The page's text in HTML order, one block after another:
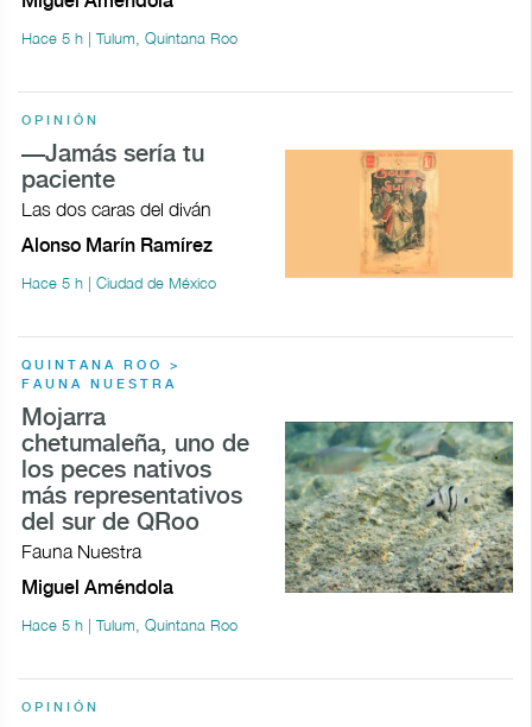
Hace 5 h | Tulum, Quintana Roo
OPINIÓN
—Jamás sería tu
paciente
Las dos caras del diván
Alonso Marín Ramírez
Hace 5 h | Ciudad de México
QUINTANA ROO >
FAUNA NUESTRA
Mojarra
chetumaleña, uno de
los peces nativos
más representativos
del sur de QRoo
Fauna Nuestra
Miguel Améndola
Hace 5 h | Tulum, Quintana Roo
OPINIÓN